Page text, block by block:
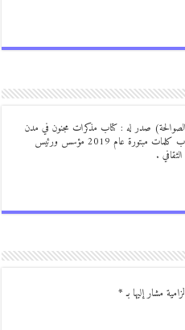
صدر له : كتاب مذكرات مجنون في مدن
مجنونة عام 2018 كتاب كلمات مبتورة عام 2019 مؤسس ورئيس
.
إليها بـ*